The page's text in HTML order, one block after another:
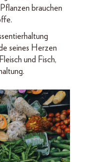
brauchen
seines Herzen
und Fisch,